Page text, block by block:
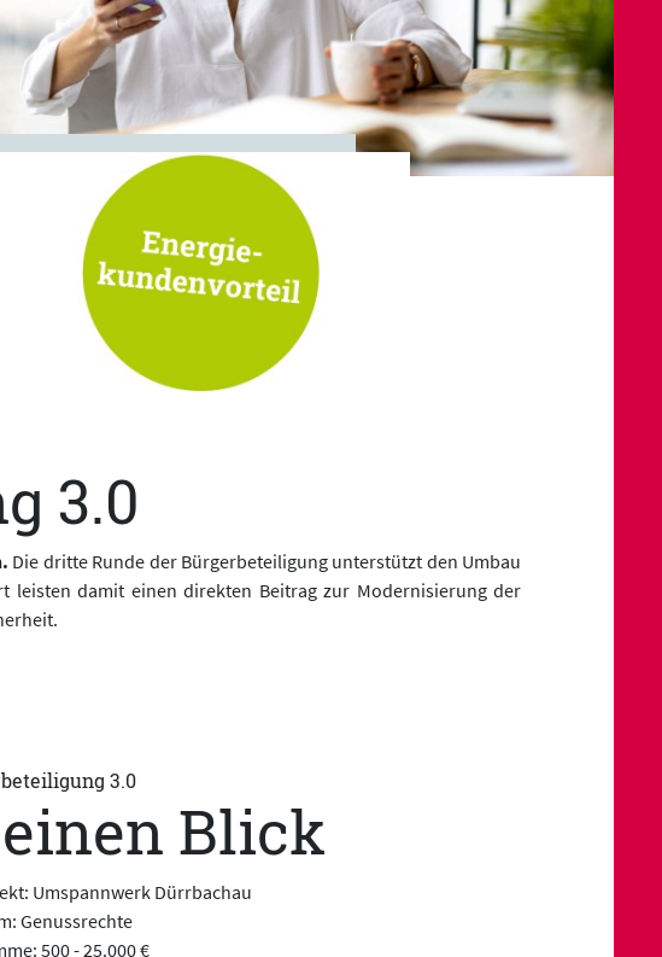
3.0
Die dritte Runde der Bürgerbeteiligung unterstützt den Umbau
leisten damit einen direkten Beitrag zur Modernisierung der
3.0
Blick
Umspannwerk Dürrbachau
Genussrechte
500 - 25.000 €